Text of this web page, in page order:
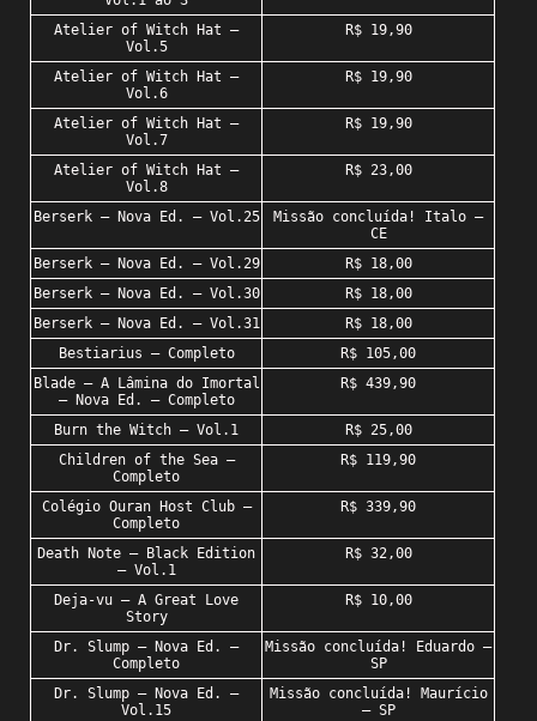
Atelier of Witch Hat –
Vol.5
R$ 19,90
Atelier of Witch Hat –
Vol.6
R$ 19,90
Atelier of Witch Hat –
Vol.7
R$ 19,90
Atelier of Witch Hat –
Vol.8
R$ 23,00
Berserk – Nova Ed. – Vol.25
Missão concluída! Italo –
CE
Berserk – Nova Ed. – Vol.29
R$ 18,00
Berserk – Nova Ed. – Vol.30
R$ 18,00
Berserk – Nova Ed. – Vol.31
R$ 18,00
Bestiarius – Completo
R$ 105,00
Blade – A Lâmina do Imortal
– Nova Ed. – Completo
R$ 439,90
Burn the Witch – Vol.1
R$ 25,00
Children of the Sea –
Completo
R$ 119,90
Colégio Ouran Host Club –
Completo
R$ 339,90
Death Note – Black Edition
– Vol.1
R$ 32,00
Deja-vu – A Great Love
Story
R$ 10,00
Dr. Slump – Nova Ed. –
Completo
Missão concluída! Eduardo –
SP
Dr. Slump – Nova Ed. –
Vol.15
Missão concluída! Maurício
– SP